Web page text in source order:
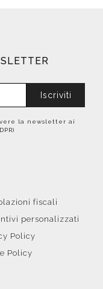
Iscriviti
la newsletter ai
fiscali
personalizzati
Policy
Policy